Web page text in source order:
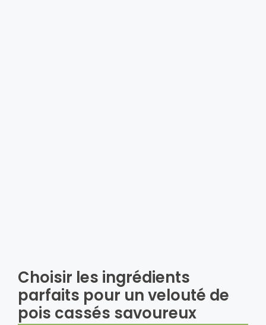
Choisir les ingrédients
parfaits pour un velouté de
pois cassés savoureux